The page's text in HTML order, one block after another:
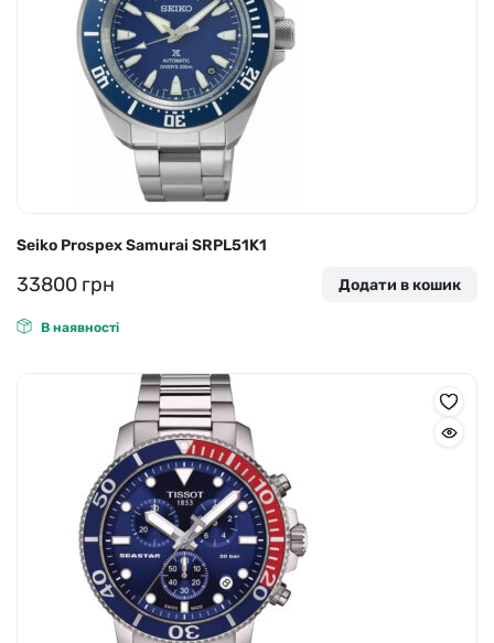
Seiko Prospex Samurai SRPL51K1
33800 грн Додати в кошик
В наявності